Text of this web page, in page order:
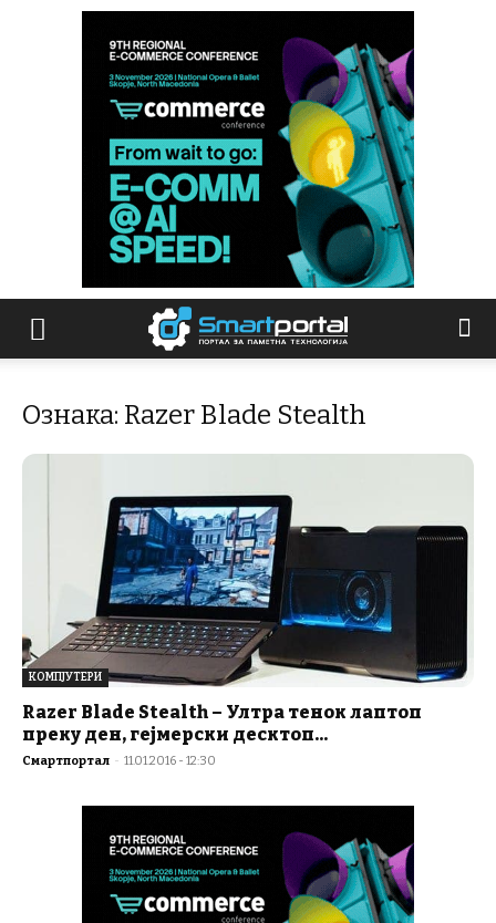
Ознака: Razer Blade Stealth
КОМПЈУТЕРИ
Razer Blade Stealth – Ултра тенок лаптоп
преку ден, гејмерски десктоп...
Смартпортал - 11.01.2016 - 12:30